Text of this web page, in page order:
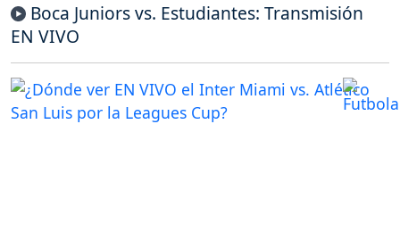
Boca Juniors vs. Estudiantes: Transmisión
EN VIVO